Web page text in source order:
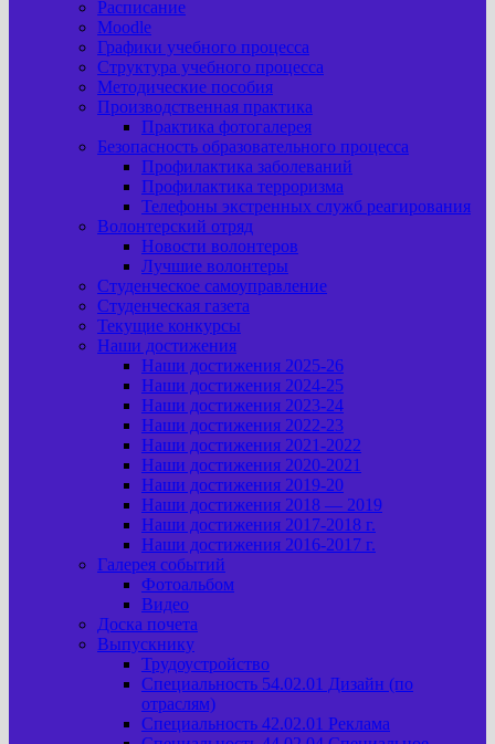
Расписание
Moodle
Графики учебного процесса
Структура учебного процесса
Методические пособия
Производственная практика
Практика фотогалерея
Безопасность образовательного процесса
Профилактика заболеваний
Профилактика терроризма
Телефоны экстренных служб реагирования
Волонтерский отряд
Новости волонтеров
Лучшие волонтеры
Студенческое самоуправление
Студенческая газета
Текущие конкурсы
Наши достижения
Наши достижения 2025-26
Наши достижения 2024-25
Наши достижения 2023-24
Наши достижения 2022-23
Наши достижения 2021-2022
Наши достижения 2020-2021
Наши достижения 2019-20
Наши достижения 2018 — 2019
Наши достижения 2017-2018 г.
Наши достижения 2016-2017 г.
Галерея событий
Фотоальбом
Видео
Доска почета
Выпускнику
Трудоустройство
Специальность 54.02.01 Дизайн (по
отраслям)
Специальность 42.02.01 Реклама